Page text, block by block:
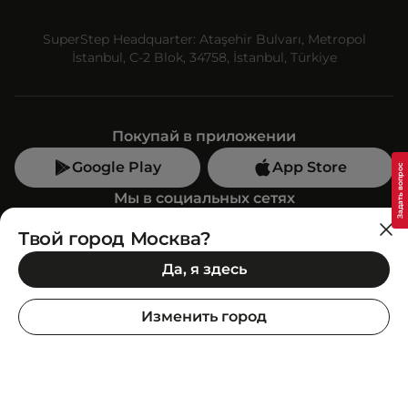
SuperStep Headquarter: Ataşehir Bulvarı, Metropol
İstanbul, C-2 Blok, 34758, İstanbul, Türkiye
Покупай в приложении
Google Play
App Store
Мы в социальных сетях
Позвони нам
+7 (499) 350-55-33
C 10:00 до 19:00
SuperStep-бот
Твой город Москва?
Да, я здесь
Изменить город